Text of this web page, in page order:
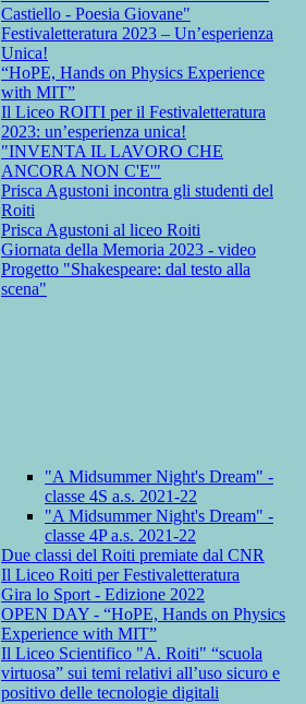
Castiello - Poesia Giovane"
Festivaletteratura 2023 – Un’esperienza
Unica!
“HoPE, Hands on Physics Experience
with MIT”
Il Liceo ROITI per il Festivaletteratura
2023: un’esperienza unica!
"INVENTA IL LAVORO CHE
ANCORA NON C'E'"
Prisca Agustoni incontra gli studenti del
Roiti
Prisca Agustoni al liceo Roiti
Giornata della Memoria 2023 - video
Progetto "Shakespeare: dal testo alla
scena"
"A Midsummer Night's Dream" -
classe 4S a.s. 2021-22
"A Midsummer Night's Dream" -
classe 4P a.s. 2021-22
Due classi del Roiti premiate dal CNR
Il Liceo Roiti per Festivaletteratura
Gira lo Sport - Edizione 2022
OPEN DAY - “HoPE, Hands on Physics
Experience with MIT”
Il Liceo Scientifico "A. Roiti" “scuola
virtuosa” sui temi relativi all’uso sicuro e
positivo delle tecnologie digitali